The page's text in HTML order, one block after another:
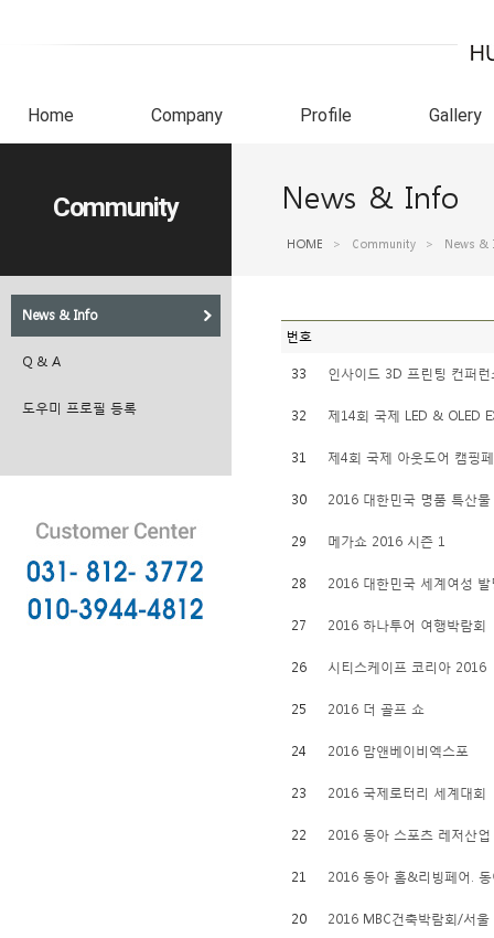
Home Company Profile Gallery
Community
News & Info
Q & A
도우미 프로필 등록
News & Info
HOME > Community > News &
번호
33 인사이드 3D 프린팅 컨퍼
32 제14회 국제 LED & OLED
31 제4회 국제 아웃도어 캠핑
30 2016 대한민국 명품 특산물
29 메가쇼 2016 시즌 1
28 2016 대한민국 세계여성 발
27 2016 하나투어 여행박람회
26 시티스케이프 코리아 2016
25 2016 더 골프 쇼
24 2016 맘앤베이비엑스포
23 2016 국제로터리 세계대회
22 2016 동아 스포츠 레저산업
21 2016 동아 홈&리빙페어.
20 2016 MBC건축박람회/서